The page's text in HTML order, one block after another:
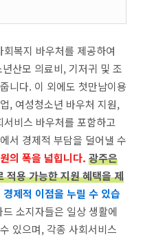
복지 바우처를 제공하여
산모 의료비, 기저귀 및 조
니다. 이 외에도 첫만남이용
, 여성청소년 바우처 지원,
비스 바우처를 포함하고
서 경제적 부담을 덜어낼 수
의 폭을 넓힙니다. 광주은
적용 가능한 지원 혜택을 제
제적 이점을 누릴 수 있습
소지자들은 일상 생활에
있으며, 각종 사회서비스